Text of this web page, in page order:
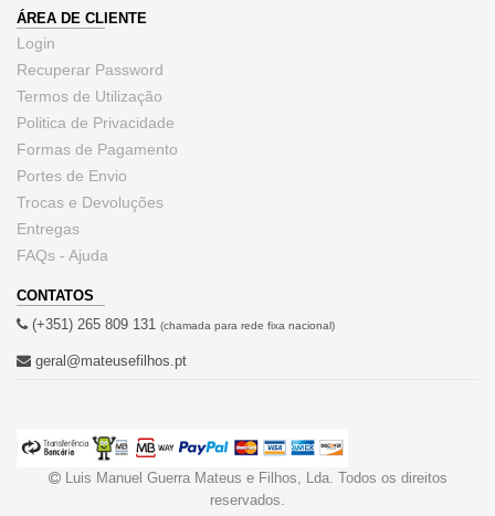
ÁREA DE CLIENTE
Login
Recuperar Password
Termos de Utilização
Politica de Privacidade
Formas de Pagamento
Portes de Envio
Trocas e Devoluções
Entregas
FAQs - Ajuda
CONTATOS
(+351) 265 809 131 (chamada para rede fixa nacional)
geral@mateusefilhos.pt
Luis Manuel Guerra Mateus e Filhos, Lda. Todos os direitos
reservados.